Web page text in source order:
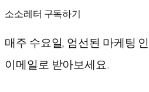
소소레터 구독하기
매주 수요일, 엄선된 마케팅
이메일로 받아보세요.